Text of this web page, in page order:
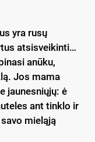
yra rusų
atsisveikinti…
anūku,
Jos mama
jaunesniųjų: ė
ant tinklo ir
mieląją